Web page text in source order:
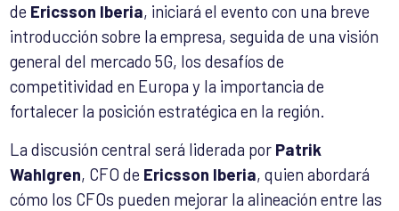
de Ericsson Iberia, iniciará el evento con una breve
introducción sobre la empresa, seguida de una visión
general del mercado 5G, los desafíos de
competitividad en Europa y la importancia de
fortalecer la posición estratégica en la región.
La discusión central será liderada por Patrik
Wahlgren, CFO de Ericsson Iberia, quien abordará
cómo los CFOs pueden mejorar la alineación entre las